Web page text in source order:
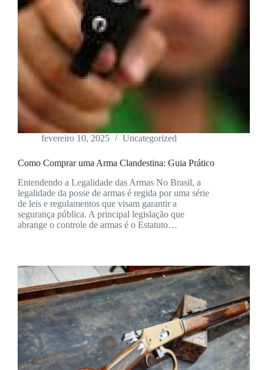
fevereiro 10, 2025 Uncategorized
Como Comprar uma Arma Clandestina: Guia Prático
Entendendo a Legalidade das Armas No Brasil, a
legalidade da posse de armas é regida por uma série
de leis e regulamentos que visam garantir a
segurança pública. A principal legislação que
abrange o controle de armas é o Estatuto…